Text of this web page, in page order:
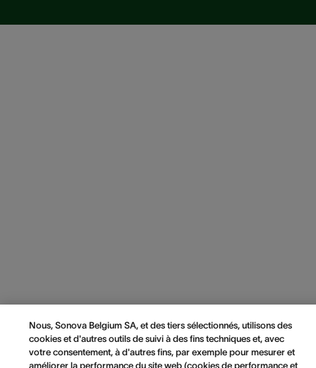
Nous, Sonova Belgium SA, et des tiers sélectionnés, utilisons des
cookies et d'autres outils de suivi à des fins techniques et, avec
votre consentement, à d'autres fins, par exemple pour mesurer et
améliorer la performance du site web (cookies de performance et